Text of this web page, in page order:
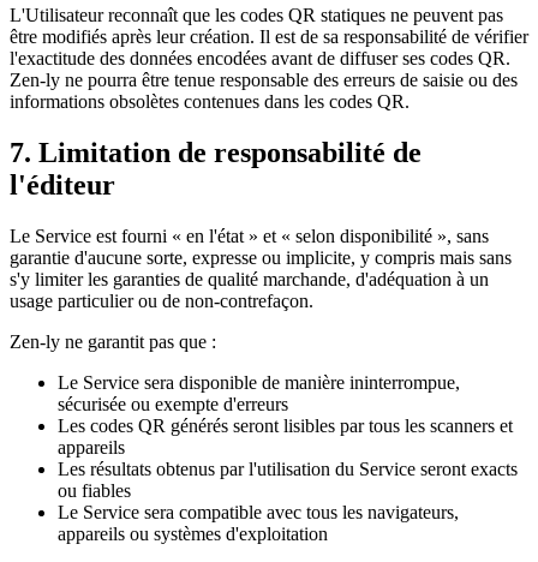
L'Utilisateur reconnaît que les codes QR statiques ne peuvent pas
être modifiés après leur création. Il est de sa responsabilité de vérifier
l'exactitude des données encodées avant de diffuser ses codes QR.
Zen-ly ne pourra être tenue responsable des erreurs de saisie ou des
informations obsolètes contenues dans les codes QR.
7. Limitation de responsabilité de
l'éditeur
Le Service est fourni « en l'état » et « selon disponibilité », sans
garantie d'aucune sorte, expresse ou implicite, y compris mais sans
s'y limiter les garanties de qualité marchande, d'adéquation à un
usage particulier ou de non-contrefaçon.
Zen-ly ne garantit pas que :
Le Service sera disponible de manière ininterrompue,
sécurisée ou exempte d'erreurs
Les codes QR générés seront lisibles par tous les scanners et
appareils
Les résultats obtenus par l'utilisation du Service seront exacts
ou fiables
Le Service sera compatible avec tous les navigateurs,
appareils ou systèmes d'exploitation